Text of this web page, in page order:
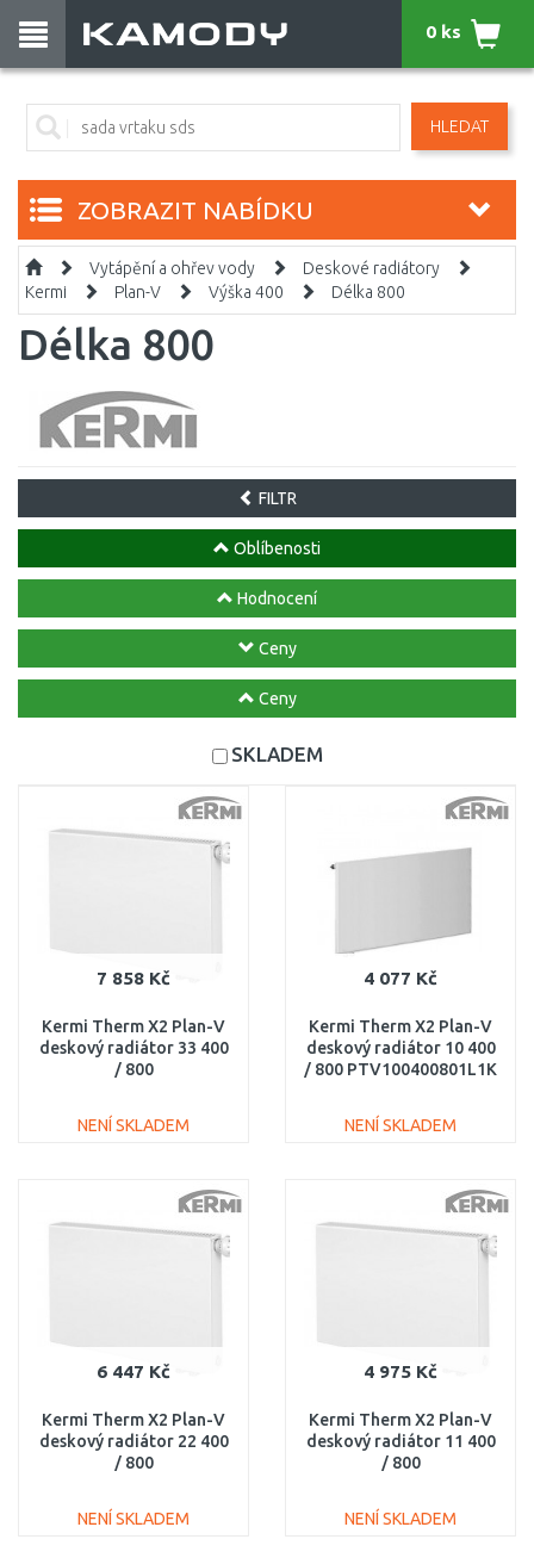
HLEDAT
0 ks
ZOBRAZIT NABÍDKU
Vytápění a ohřev vody
Deskové radiátory
Kermi
Plan-V Výška 400 Délka 800
Délka 800
FILTR
Oblíbenosti
Hodnocení
Ceny
Ceny
SKLADEM
7 858 Kč
Kermi Therm X2 Plan-V
deskový radiátor 33 400
/ 800
NENÍ SKLADEM
4 077 Kč
Kermi Therm X2 Plan-V
deskový radiátor 10 400
/ 800 PTV100400801L1K
NENÍ SKLADEM
6 447 Kč
Kermi Therm X2 Plan-V
deskový radiátor 22 400
/ 800
NENÍ SKLADEM
4 975 Kč
Kermi Therm X2 Plan-V
deskový radiátor 11 400
/ 800
NENÍ SKLADEM